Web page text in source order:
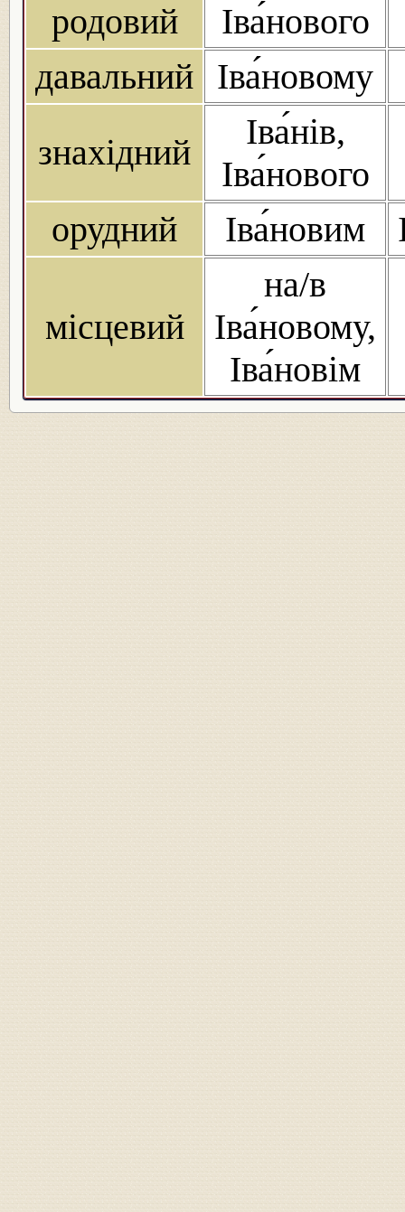
родовий
Іва́нового
давальний Іва́новому
знахідний
Іва́нів,
Іва́нового
орудний
Іва́новим
місцевий
на/в
Іва́новому,
Іва́новім